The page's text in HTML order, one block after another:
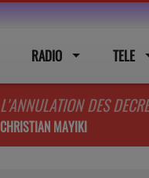
RADIO TELE
CHRISTIAN MAYIKI